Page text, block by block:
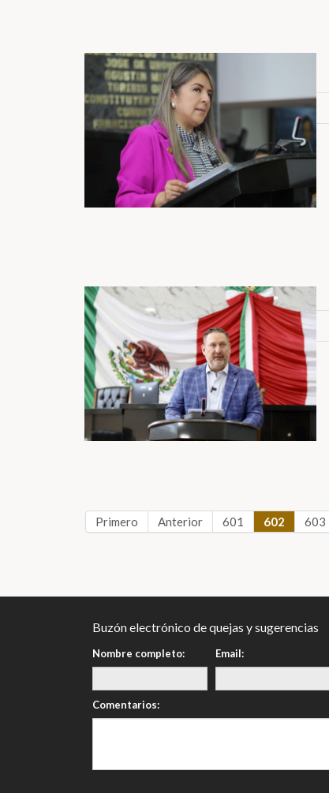
Primero Anterior 601 602 603
Buzón electrónico de quejas y sugerencias
Nombre completo: Email:
Comentarios: